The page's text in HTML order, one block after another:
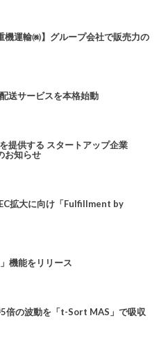
機運輸㈱】グループ会社で販売力の
送サービスを本格始動
提供する スタートアップ企業
お知らせ
拡大に向け「Fulfillment by
機能をリリース
倍の波動を「t-Sort MAS」で吸収